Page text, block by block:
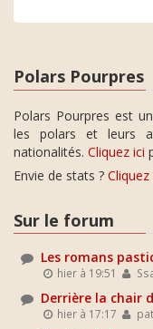
Polars Pourpres
Polars Pourpres est
les polars et leurs
nationalités. Cliquez ici
Envie de stats ? Cliquez
Sur le forum
Les romans
hier à 19:51
Derrière la chair
hier à 17:17